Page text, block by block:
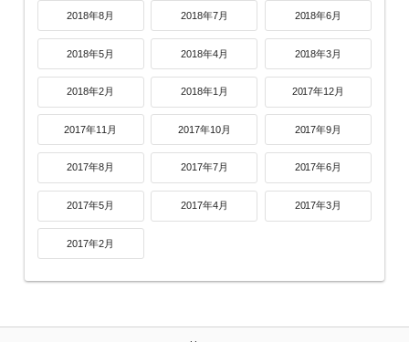
2018年8月 2018年7月 2018年6月
2018年5月 2018年4月 2018年3月
2018年2月 2018年1月 2017年12月
2017年11月 2017年10月 2017年9月
2017年8月 2017年7月 2017年6月
2017年5月 2017年4月 2017年3月
2017年2月